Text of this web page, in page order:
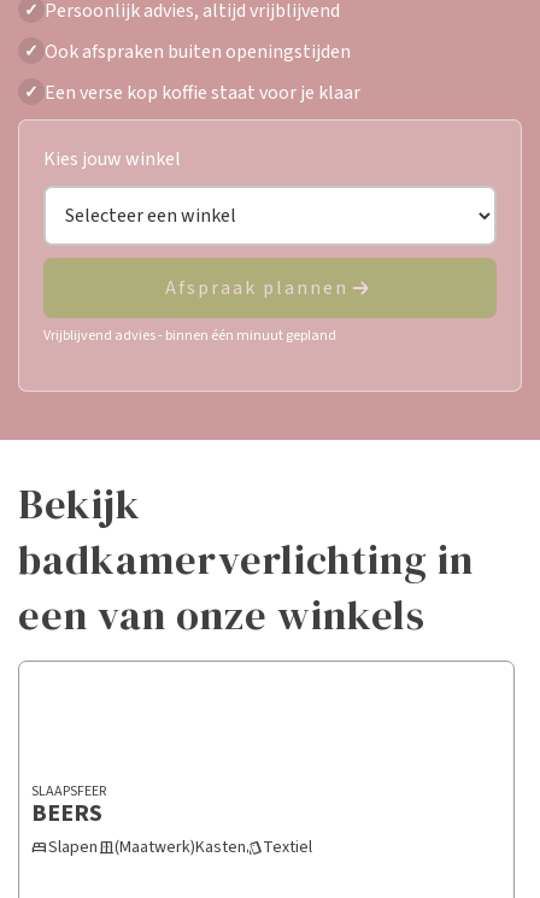
Kies jouw winkel
Afspraak plannen
Vrijblijvend advies - binnen één minuut gepland
✓ Persoonlijk advies, altijd vrijblijvend
✓ Ook afspraken buiten openingstijden
✓ Een verse kop koffie staat voor je klaar
bekijk
badkamerverlichting in
een van onze winkels
SLAAPSFEER
BEERS
bedSlapendoor_sliding(Maatwerk)KastenstyleTextiel